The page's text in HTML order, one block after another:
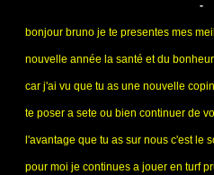
-
bonjour bruno je te presentes mes
nouvelle année la santé et du
car j'ai vu que tu as une nouvelle
te poser a sete ou bien continuer de
l'avantage que tu as sur nous c'est le
pour moi je continues a jouer en turf